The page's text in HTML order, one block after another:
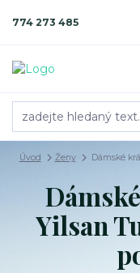
774 273 485
Úvod Ženy Dámské
Yilsan